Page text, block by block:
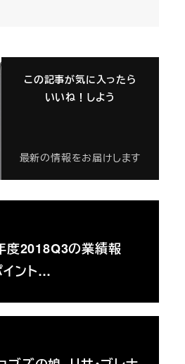
この記事が気に入ったら
いいね！しよう
最新の情報をお届けします
2018Q3の業績報
イント…